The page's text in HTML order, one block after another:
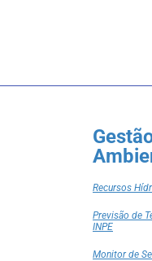
Recursos
Previsão de
INPE
Monitor de